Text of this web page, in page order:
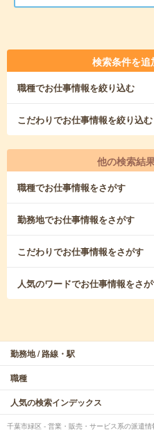
検索条件を
職種でお仕事情報を絞り込む
こだわりでお仕事情報を絞り込む
他の検索結
職種でお仕事情報をさがす
勤務地でお仕事情報をさがす
こだわりでお仕事情報をさがす
人気のワードでお仕事情報をさ
勤務地 / 路線・駅
職種
人気の検索インデックス
千葉市緑区 - 営業・販売・サービス系の派遣